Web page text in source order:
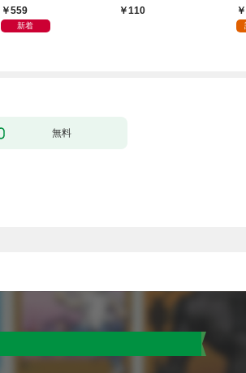
559
新着
110
無料